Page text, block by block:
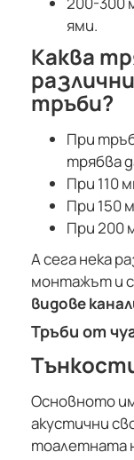
ями.
Каква
тръби?
При
трябва
При 110
При 150
При 200
А сега нека
монтажът и
видове
Тръби от
Основното
акустични
тоалетната